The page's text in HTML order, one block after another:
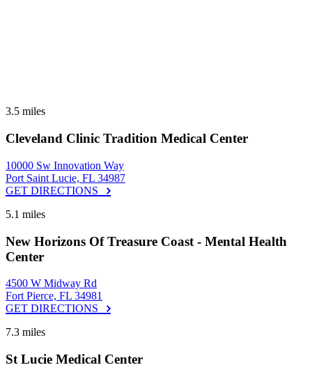
3.5 miles
Cleveland Clinic Tradition Medical Center
10000 Sw Innovation Way
Port Saint Lucie, FL 34987
GET DIRECTIONS
5.1 miles
New Horizons Of Treasure Coast - Mental Health
Center
4500 W Midway Rd
Fort Pierce, FL 34981
GET DIRECTIONS
7.3 miles
St Lucie Medical Center